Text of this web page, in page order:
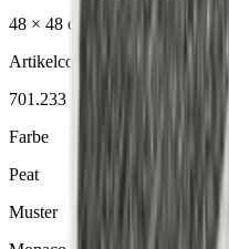
48 × 48 cm
Artikelcode
701.233
Farbe
Peat
Muster